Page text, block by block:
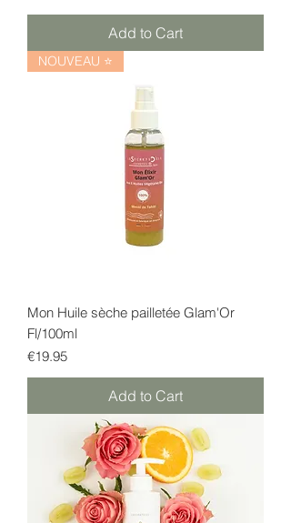
Add to Cart
NOUVEAU ⭐
Mon Huile sèche pailletée Glam'Or
Fl/100ml
Price
€19.95
Add to Cart